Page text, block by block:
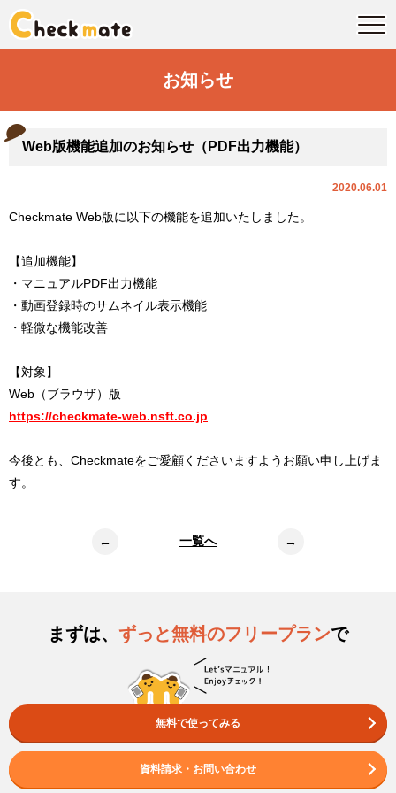
お知らせ
Web版機能追加のお知らせ（PDF出力機能）
2020.06.01
Checkmate Web版に以下の機能を追加いたしました。
【追加機能】
・マニュアルPDF出力機能
・動画登録時のサムネイル表示機能
・軽微な機能改善
【対象】
Web（ブラウザ）版
https://checkmate-web.nsft.co.jp
今後とも、Checkmateをご愛顧くださいますようお願い申し上げま
す。
← 一覧へ →
まずは、 ずっと無料のフリープランで
無料で使ってみる
資料請求・お問い合わせ